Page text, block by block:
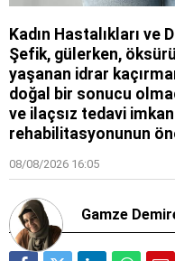
Kadın Hastalıkları ve
Şefik, gülerken,
yaşanan idrar
doğal bir sonucu
ve ilaçsız tedavi
rehabilitasyonunun
08/08/2026 16:05
Gamze